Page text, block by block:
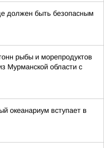
должен быть безопасным
рыбы и морепродуктов
Мурманской области с
океанариум вступает в